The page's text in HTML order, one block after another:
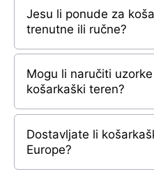
Jesu li ponude za
trenutne ili ručne?
Mogu li naručiti
košarkaški teren?
Dostavljate li
Europe?